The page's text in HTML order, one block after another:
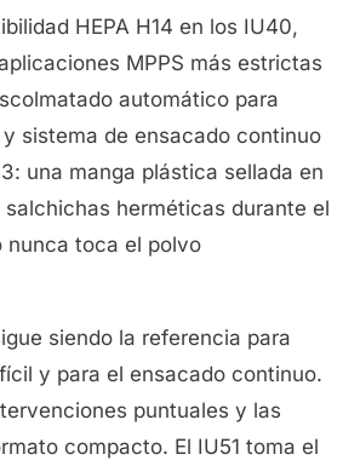
HEPA H14 en los IU40,
MPPS más estrictas
automático para
sistema de ensacado continuo
una manga plástica sellada en
herméticas durante el
nunca toca el polvo
siendo la referencia para
y para el ensacado continuo.
puntuales y las
compacto. El IU51 toma el